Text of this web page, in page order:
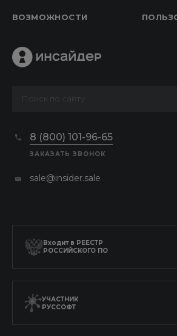
ВОЗМОЖНОСТИ
8 (800) 101-96-65
ЗАКАЗАТЬ ЗВОНОК
sale@insider.sale
Входит в РЕЕСТР
РОССИЙСКОГО ПО
УЧАСТНИК
РУССОФТ